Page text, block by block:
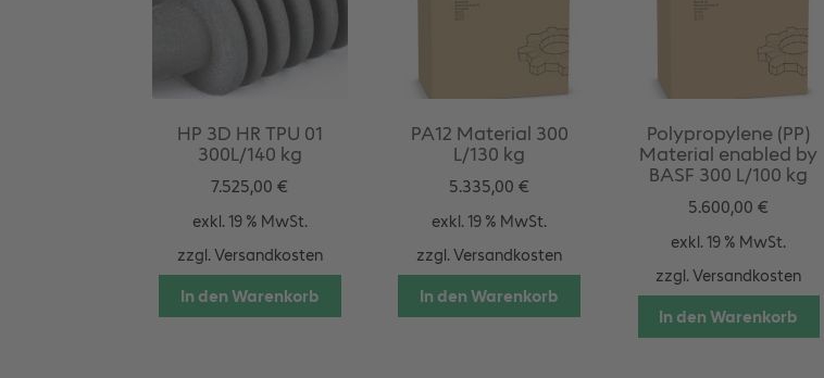
HP 3D HR TPU 01
300L/140 kg
7.525,00 €
exkl. 19 % MwSt.
zzgl. Versandkosten
In den Warenkorb
PA12 Material 300
L/130 kg
5.335,00 €
exkl. 19 % MwSt.
zzgl.Versandkosten
In den Warenkorb
Polypropylene (PP)
Material enabled by
BASF 300 L/100 kg
5.600,00 €
exkl. 19 % MwSt.
zzgl.Versandkosten
In den Warenkorb